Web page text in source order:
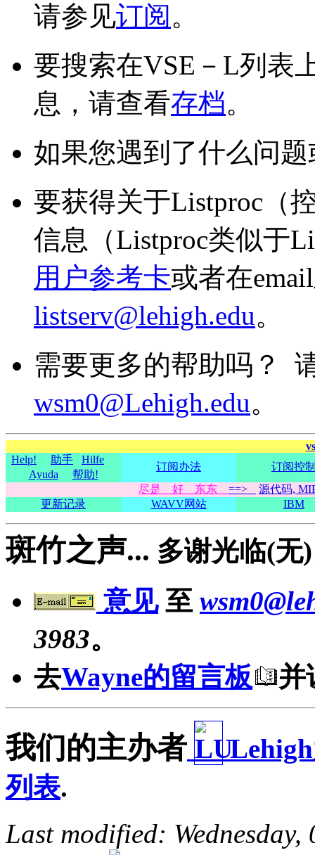
请参见订阅。
要搜索在VSE－L列表
息，请查看存档。
如果您遇到了什么问
要获得关于Listproc（
信息（Listproc类似于
用户参考卡或者在
listserv@lehigh.edu。
需要更多的帮助吗？
wsm0@Lehigh.edu。
Help!
助手
Hilfe
Ayuda
帮助!
订阅办法
订阅控
尽是 好 东东 ==>
源代码,
更新记录
WAVV网站 IBM
斑竹之声... 多谢光临(无
意见至
3983。
去Wayne的留言板 并
我们的主办者
列表.
Last modified: